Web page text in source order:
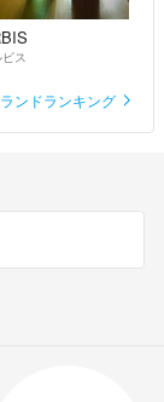
ス
ンドランキング